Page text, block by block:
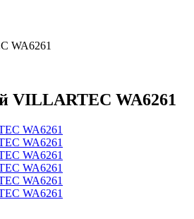
WA6261
VILLARTEC WA6261